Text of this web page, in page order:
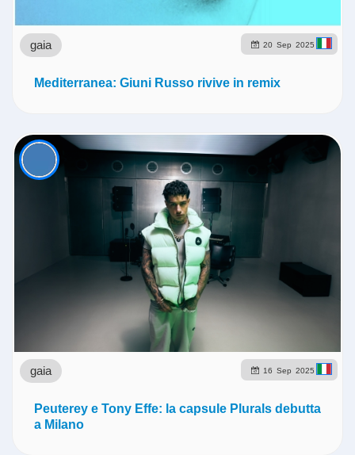
20 Sep 2025
gaia
Mediterranea: Giuni Russo rivive in remix
16 Sep 2025
gaia
Peuterey e Tony Effe: la capsule Plurals debutta
a Milano